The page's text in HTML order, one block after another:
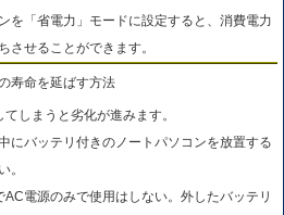
を「省電力」モードに設定すると、消費電力
させることができます。
寿命を延ばす方法
しまうと劣化が進みます。
にバッテリ付きのノートパソコンを放置する
。
電源のみで使用はしない。外したバッテリ